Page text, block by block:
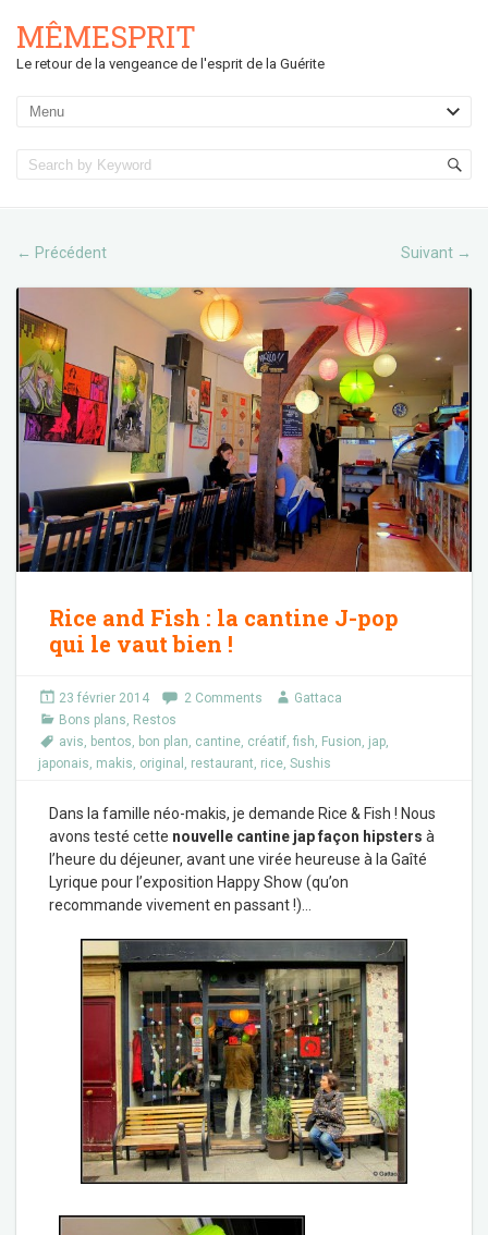
MÊMESPRIT
Le retour de la vengeance de l'esprit de la Guérite
← Précédent Suivant →
Rice and Fish : la cantine J-pop
qui le vaut bien !
23 février 2014 2 Comments
Gattaca
Bons plans, Restos
avis, bentos, bon plan, cantine, créatif, fish, Fusion, jap,
japonais, makis, original , restaurant, rice, Sushis
Dans la famille néo-makis, je demande Rice & Fish ! Nous
avons testé cette nouvelle cantine jap façon hipsters à
l’heure du déjeuner, avant une virée heureuse à la Gaîté
Lyrique pour l’exposition Happy Show (qu’on
recommande vivement en passant !)…